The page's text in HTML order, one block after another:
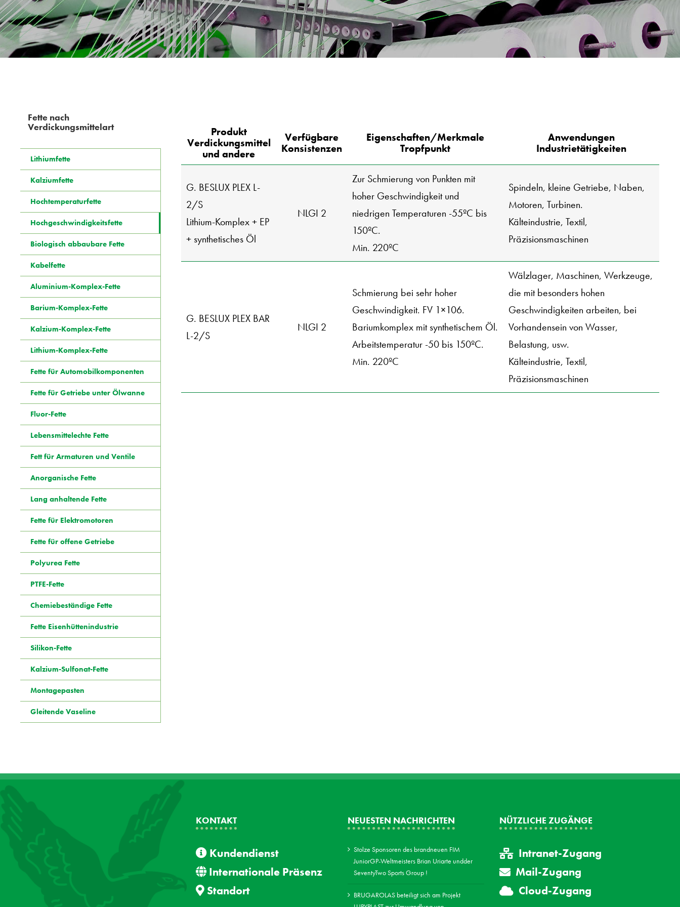
Produkt
Verdickungsmittel
und andere
Verfügbare
Konsistenzen
Eigenschaften/Merkmale
Tropfpunkt
Anwendungen
Industrietätigkeiten
G. BESLUX PLEX L-
2/S
Lithium-Komplex + EP
+ synthetisches Öl
NLGI 2
Zur Schmierung von Punkten mit
hoher Geschwindigkeit und
niedrigen Temperaturen -55ºC bis
150ºC.
Min. 220ºC
Spindeln, kleine Getriebe, Naben,
Motoren, Turbinen.
Kälteindustrie, Textil,
Präzisionsmaschinen
G. BESLUX PLEX BAR
L-2/S
NLGI 2
Schmierung bei sehr hoher
Geschwindigkeit. FV 1×106.
Bariumkomplex mit synthetischem Öl.
Arbeitstemperatur -50 bis 150ºC.
Min. 220ºC
Wälzlager, Maschinen, Werkzeuge,
die mit besonders hohen
Geschwindigkeiten arbeiten, bei
Vorhandensein von Wasser,
Belastung, usw.
Kälteindustrie, Textil,
Präzisionsmaschinen
Fette nach
Verdickungsmittelart
Lithiumfette
Kalziumfette
Hochtemperaturfette
Hochgeschwindigkeitsfette
Biologisch abbaubare Fette
Kabelfette
Aluminium-Komplex-Fette
Barium-Komplex-Fette
Kalzium-Komplex-Fette
Lithium-Komplex-Fette
Fette für Automobilkomponenten
Fette für Getriebe unter Ölwanne
Fluor-Fette
Lebensmittelechte Fette
Fett für Armaturen und Ventile
Anorganische Fette
Lang anhaltende Fette
Fette für Elektromotoren
Fette für offene Getriebe
Polyurea Fette
PTFE-Fette
Chemiebeständige Fette
Fette Eisenhüttenindustrie
Silikon-Fette
Kalzium-Sulfonat-Fette
Montagepasten
Gleitende Vaseline
KONTAKT
Kundendienst
Internationale Präsenz
Standort
NEUESTEN NACHRICHTEN
Stolze Sponsoren des brandneuen FIM
JuniorGP-Weltmeisters Brian Uriarte undder
SeventyTwo Sports Group !
BRUGAROLAS beteiligt sich am Projekt
NÜTZLICHE ZUGÄNGE
Intranet-Zugang
Mail-Zugang
Cloud-Zugang